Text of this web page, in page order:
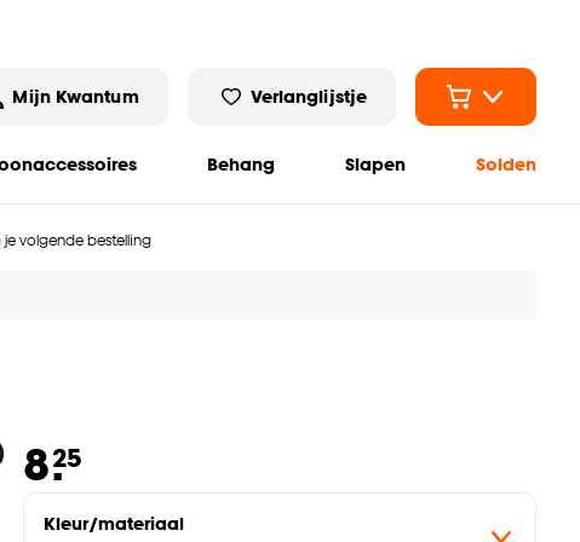
Mijn Kwantum Verlanglijstje
Behang Slapen Solden
volgende bestelling
8.25
Kleur/materiaal